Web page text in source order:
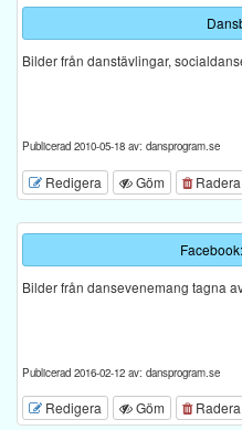
Bilder från danstävlingar,
Publicerad 2010-05-18 av: dansprogram.se
Redigera Göm Radera
Bilder från dansevenemang tagna
Publicerad 2016-02-12 av: dansprogram.se
Redigera Göm Radera